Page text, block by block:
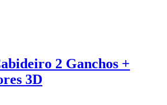
2 Ganchos +
3D